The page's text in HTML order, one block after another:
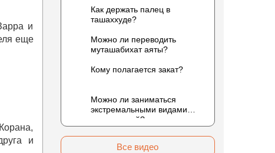
и
еще
и
Как держать палец в
ташаххуде?
Можно ли переводить
муташабихат аяты?
Кому полагается закат?
Можно ли заниматься
экстремальными видами
развлечений?
Все видео